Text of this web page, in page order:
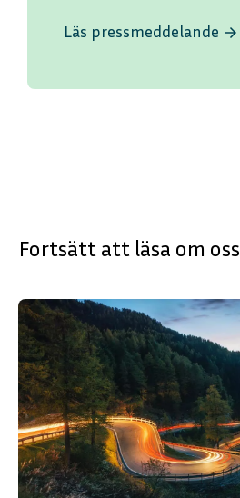
Läs pressmeddelande arrow_forward
Fortsätt att läsa om oss